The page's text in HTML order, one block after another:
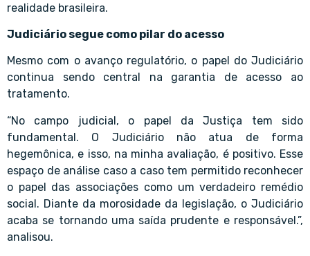
realidade brasileira.
Judiciário segue como pilar do acesso
Mesmo com o avanço regulatório, o papel do Judiciário
continua sendo central na garantia de acesso ao
tratamento.
“No campo judicial, o papel da Justiça tem sido
fundamental. O Judiciário não atua de forma
hegemônica, e isso, na minha avaliação, é positivo. Esse
espaço de análise caso a caso tem permitido reconhecer
o papel das associações como um verdadeiro remédio
social. Diante da morosidade da legislação, o Judiciário
acaba se tornando uma saída prudente e responsável.”,
analisou.